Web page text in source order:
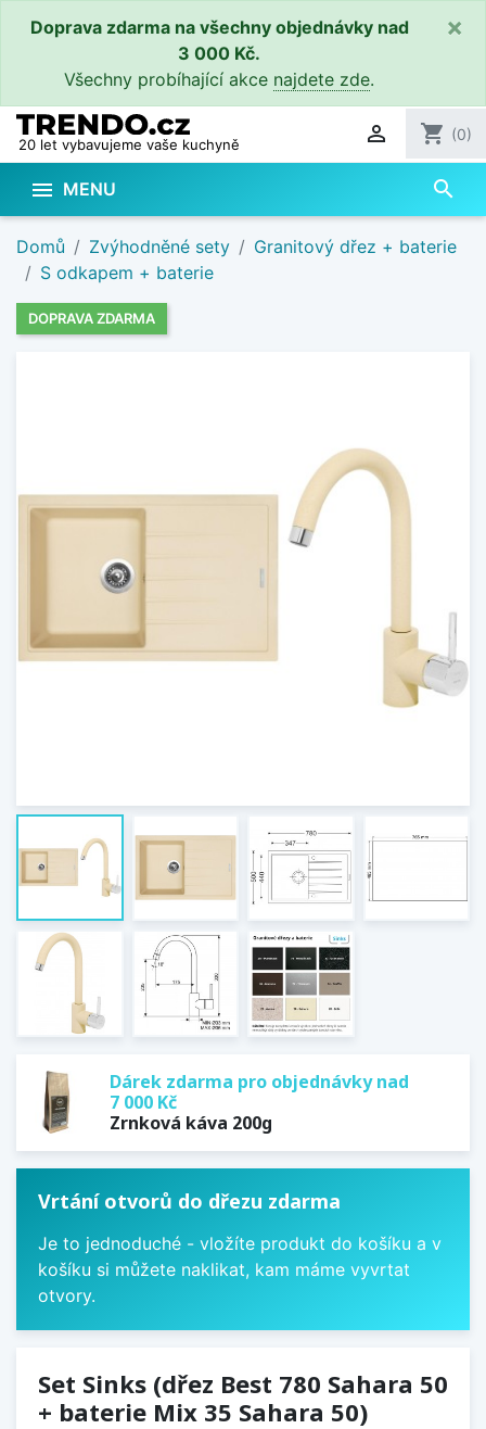
Doprava zdarma na všechny objednávky nad
3 000 Kč.
Všechny probíhající akce najdete zde.
×
20 let vybavujeme vaše kuchyně  shopping_cart (0)
 MENU search
Domů Zvýhodněné sety
Granitový dřez + baterie
S odkapem + baterie
DOPRAVA ZDARMA
Dárek zdarma pro objednávky nad
7 000 Kč
Zrnková káva 200g
Vrtání otvorů do dřezu zdarma
Je to jednoduché - vložíte produkt do košíku a v
košíku si můžete naklikat, kam máme vyvrtat
otvory.
Set Sinks (dřez Best 780 Sahara 50
+ baterie Mix 35 Sahara 50)